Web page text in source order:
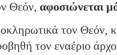
Θεόν, αφοσιώνεται
τον Θεόν,
τον εναέριο